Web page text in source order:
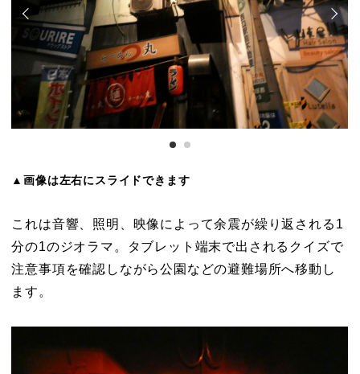
▲画像は左右にスライドできます
これは音響、照明、映像によって余震が繰り返される1
分の1のジオラマ。タブレット端末で出されるクイズで
注意事項を確認しながら公園などの避難場所へ移動し
ます。